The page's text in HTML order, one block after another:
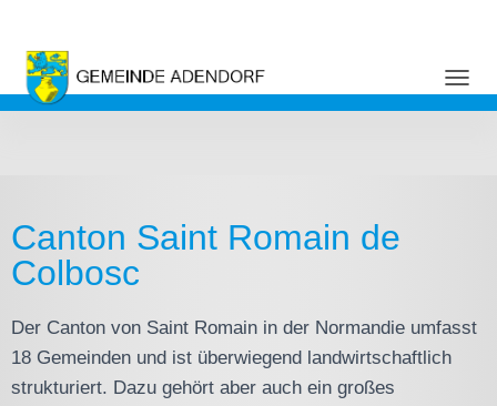
Canton Saint Romain de
Colbosc
Der Canton von Saint Romain in der Normandie umfasst
18 Gemeinden und ist überwiegend landwirtschaftlich
strukturiert. Dazu gehört aber auch ein großes